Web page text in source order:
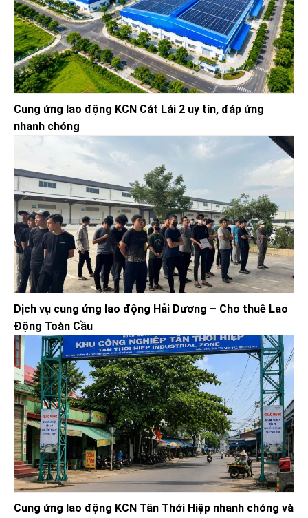
Cung ứng lao động KCN Cát Lái 2 uy tín, đáp ứng
nhanh chóng
Dịch vụ cung ứng lao động Hải Dương – Cho thuê Lao
Động Toàn Cầu
Cung ứng lao động KCN Tân Thới Hiệp nhanh chóng và